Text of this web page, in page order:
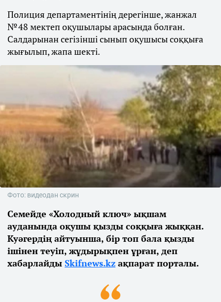
Полиция департаментінің дерегінше, жанжал
№ 48 мектеп оқушылары арасында болған.
Салдарынан сегізінші сынып оқушысы соққыға
жығылып, жапа шекті.
Фото: видеодан скрин
Семейде «Холодный ключ» ықшам
ауданында оқушы қызды соққыға жыққан.
Куәгердің айтуынша, бір топ бала қызды
ішінен теуіп, жұдырықпен ұрған, деп
хабарлайды Skifnews.kz ақпарат порталы.